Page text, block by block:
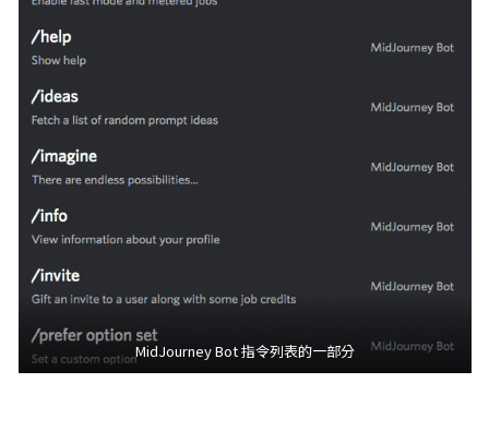
MidJourney Bot 指令列表的一部分